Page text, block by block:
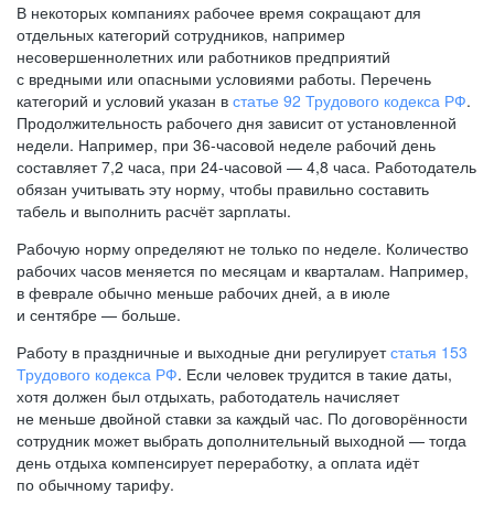
В некоторых компаниях рабочее время сокращают для
отдельных категорий сотрудников, например
несовершеннолетних или работников предприятий
с вредными или опасными условиями работы. Перечень
категорий и условий указан в статье 92 Трудового кодекса РФ.
Продолжительность рабочего дня зависит от установленной
недели. Например, при 36-часовой неделе рабочий день
составляет 7,2 часа, при 24-часовой — 4,8 часа. Работодатель
обязан учитывать эту норму, чтобы правильно составить
табель и выполнить расчёт зарплаты.
Рабочую норму определяют не только по неделе. Количество
рабочих часов меняется по месяцам и кварталам. Например,
в феврале обычно меньше рабочих дней, а в июле
и сентябре — больше.
Работу в праздничные и выходные дни регулируетстатья 153
Трудового кодекса РФ. Если человек трудится в такие даты,
хотя должен был отдыхать, работодатель начисляет
не меньше двойной ставки за каждый час. По договорённости
сотрудник может выбрать дополнительный выходной — тогда
день отдыха компенсирует переработку, а оплата идёт
по обычному тарифу.